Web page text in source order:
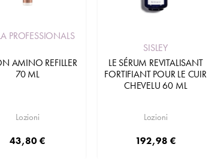
PROFESSIONALS
AMINO REFILLER
70 ML
Lozioni
43,80 €
SISLEY
LE SÉRUM REVITALISANT
FORTIFIANT POUR LE CUIR
CHEVELU 60 ML
Lozioni
192,98 €